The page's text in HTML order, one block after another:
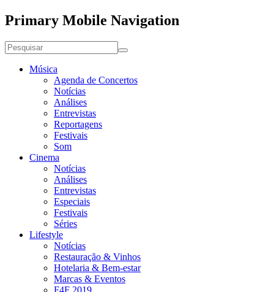
Primary Mobile Navigation
Música
Agenda de Concertos
Notícias
Análises
Entrevistas
Reportagens
Festivais
Som
Cinema
Notícias
Análises
Entrevistas
Especiais
Festivais
Séries
Lifestyle
Notícias
Restauração & Vinhos
Hotelaria & Bem-estar
Marcas & Eventos
F4F 2019